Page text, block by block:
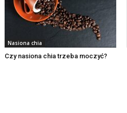
Nasiona chia
Czy nasiona chia trzeba moczyć?